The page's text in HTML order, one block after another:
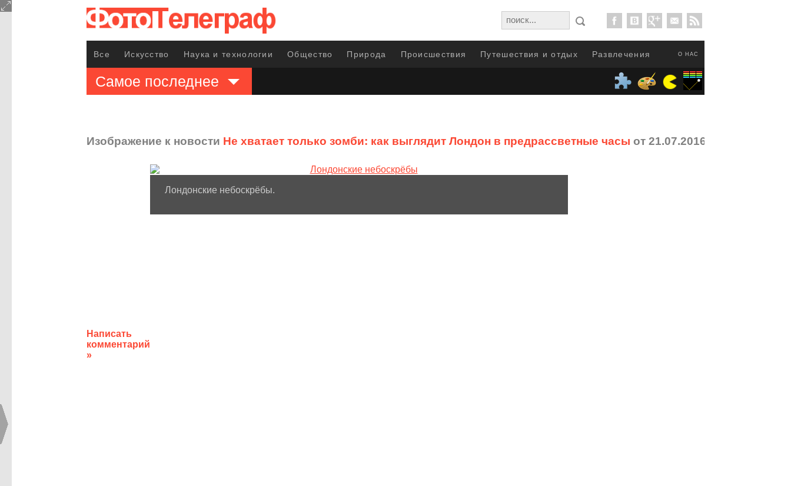
О НАС
Все Искусство Наука и технологии Общество Природа Происшествия Путешествия и отдых Развлечения
Самое последнее
Изображение к новости Не хватает только зомби: как выглядит Лондон в предрассветные часы от 21.07.2016
Написать
комментарий
»
Лондонские небоскрёбы.